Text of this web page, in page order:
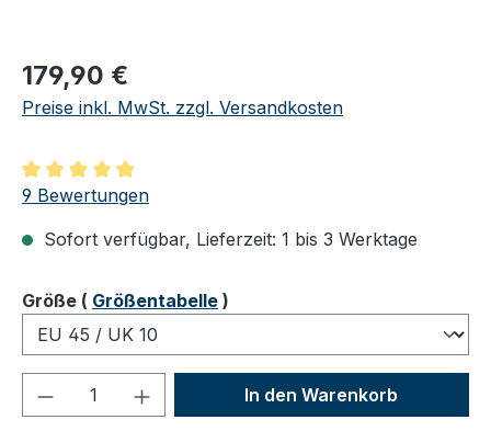
Regulärer Preis:
179,90 €
Preise inkl. MwSt. zzgl. Versandkosten
Durchschnittliche Bewertung von 4.89 von 5 Sternen
9 Bewertungen
Sofort verfügbar, Lieferzeit: 1 bis 3 Werktage
Größeauswählen
( Größentabelle )
Produkt Anzahl: Gib denIn den Warenkorb